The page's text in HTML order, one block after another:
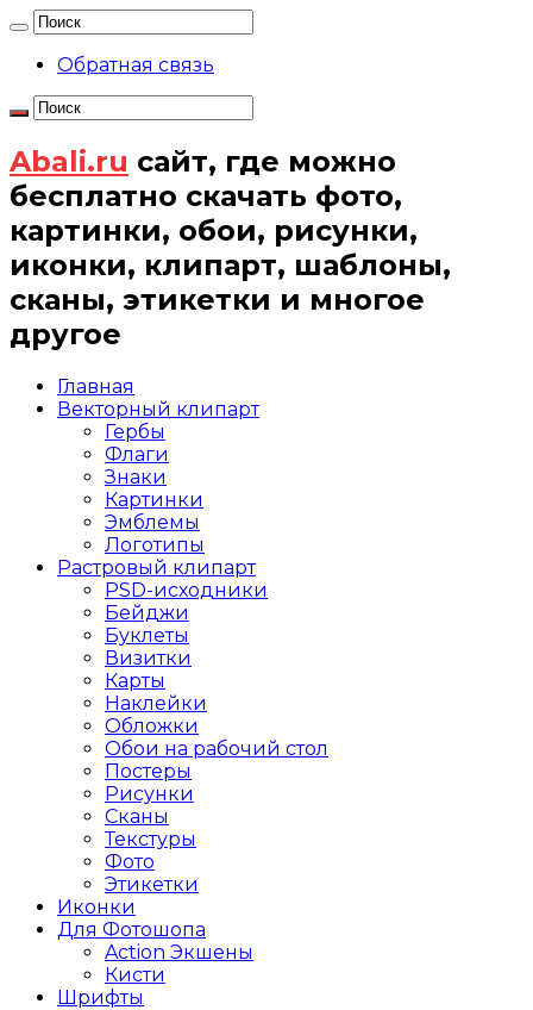
Обратная связь
Abali.ru сайт, где можно
бесплатно скачать фото,
картинки, обои, рисунки,
иконки, клипарт, шаблоны,
сканы, этикетки и многое
другое
Главная
Векторный клипарт
Гербы
Флаги
Знаки
Картинки
Эмблемы
Логотипы
Растровый клипарт
PSD-исходники
Бейджи
Буклеты
Визитки
Карты
Наклейки
Обложки
Обои на рабочий стол
Постеры
Рисунки
Сканы
Текстуры
Фото
Этикетки
Иконки
Для Фотошопа
Action Экшены
Кисти
Шрифты